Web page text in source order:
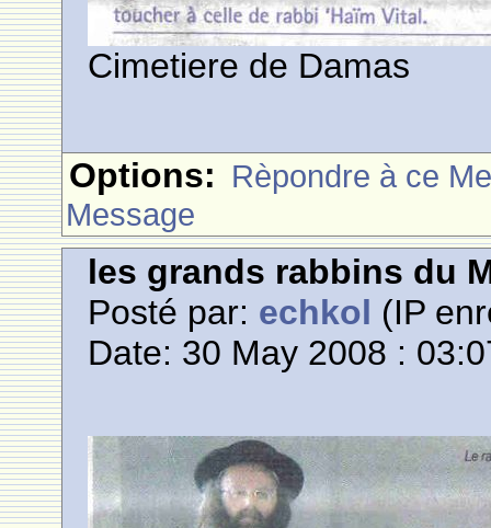
Cimetiere de Damas
Options: Rèpondre à ce
Message
les grands rabbins du
Posté par: echkol (IP
Date: 30 May 2008 :